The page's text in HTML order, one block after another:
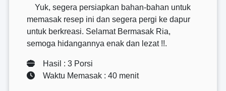
Yuk, segera persiapkan bahan-bahan untuk
memasak resep ini dan segera pergi ke dapur
untuk berkreasi. Selamat Bermasak Ria,
semoga hidangannya enak dan lezat !!.
Hasil : 3 Porsi
Waktu Memasak : 40 menit